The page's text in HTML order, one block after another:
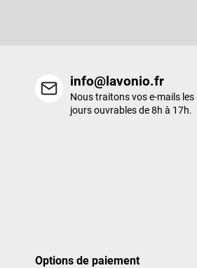
info@lavonio.fr
Nous traitons vos e-mails les
jours ouvrables de 8h à 17h.
Options de paiement